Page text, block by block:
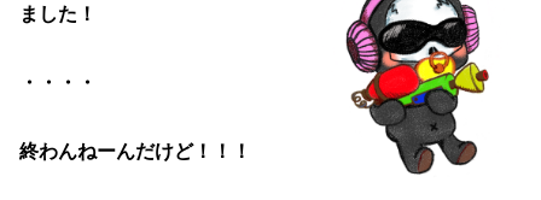
ました！
・・・・
終わんねーんだけど！！！